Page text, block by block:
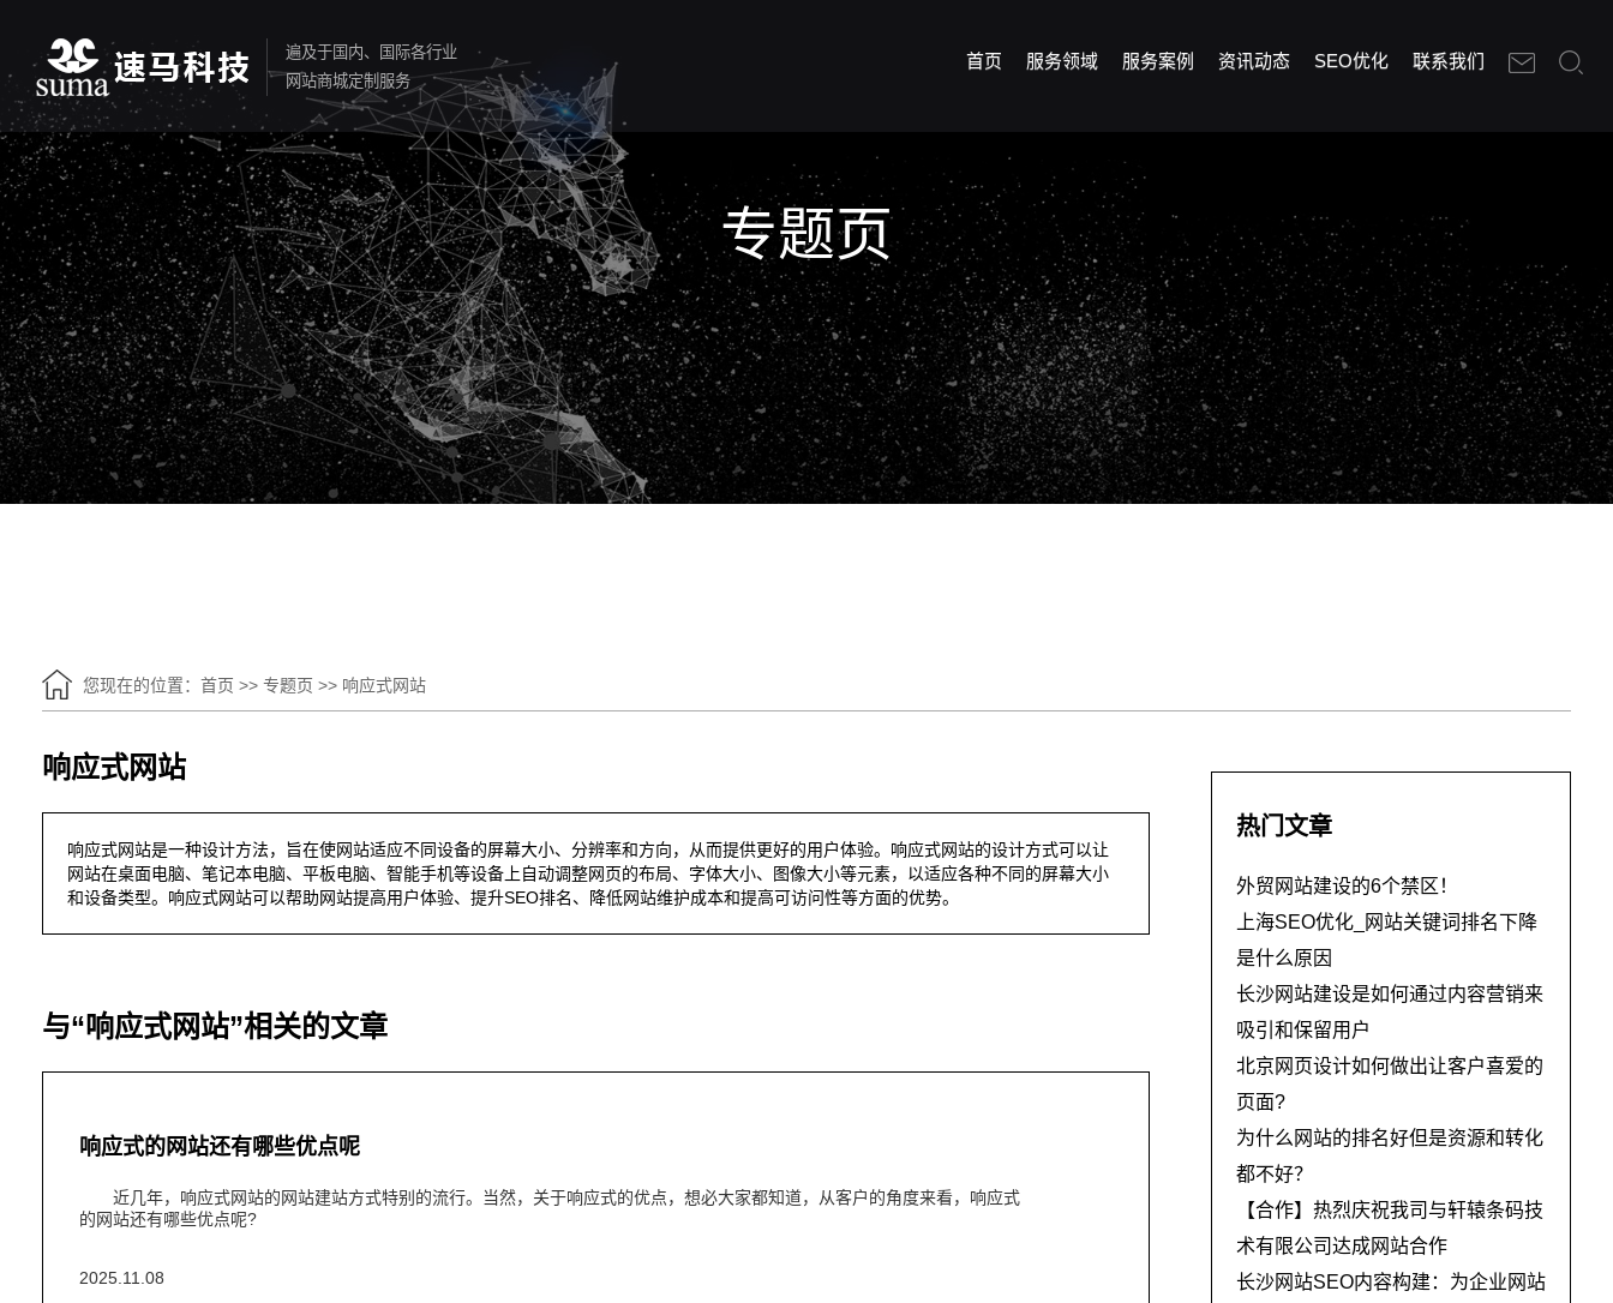
遍及于国内、国际各行业
网站商城定制服务
首页 服务领域 服务案例 资讯动态 SEO优化 联系我们
专题页
您现在的位置： 首页 >> 专题页 >> 响应式网站
响应式网站
响应式网站是一种设计方法，旨在使网站适应不同设备的屏幕大小、分辨率和方向，从而提供更好的用户体验。响应式网站的设计方式可以让
网站在桌面电脑、笔记本电脑、平板电脑、智能手机等设备上自动调整网页的布局、字体大小、图像大小等元素，以适应各种不同的屏幕大小
和设备类型。响应式网站可以帮助网站提高用户体验、提升SEO排名、降低网站维护成本和提高可访问性等方面的优势。
与“响应式网站”相关的文章
响应式的网站还有哪些优点呢
近几年，响应式网站的网站建站方式特别的流行。当然，关于响应式的优点，想必大家都知道，从客户的角度来看，响应式
的网站还有哪些优点呢?
2025.11.08
热门文章
外贸网站建设的6个禁区！
上海SEO优化_网站关键词排名下降
是什么原因
长沙网站建设是如何通过内容营销来
吸引和保留用户
北京网页设计如何做出让客户喜爱的
页面?
为什么网站的排名好但是资源和转化
都不好？
【合作】热烈庆祝我司与轩辕条码技
术有限公司达成网站合作
长沙网站SEO内容构建：为企业网站